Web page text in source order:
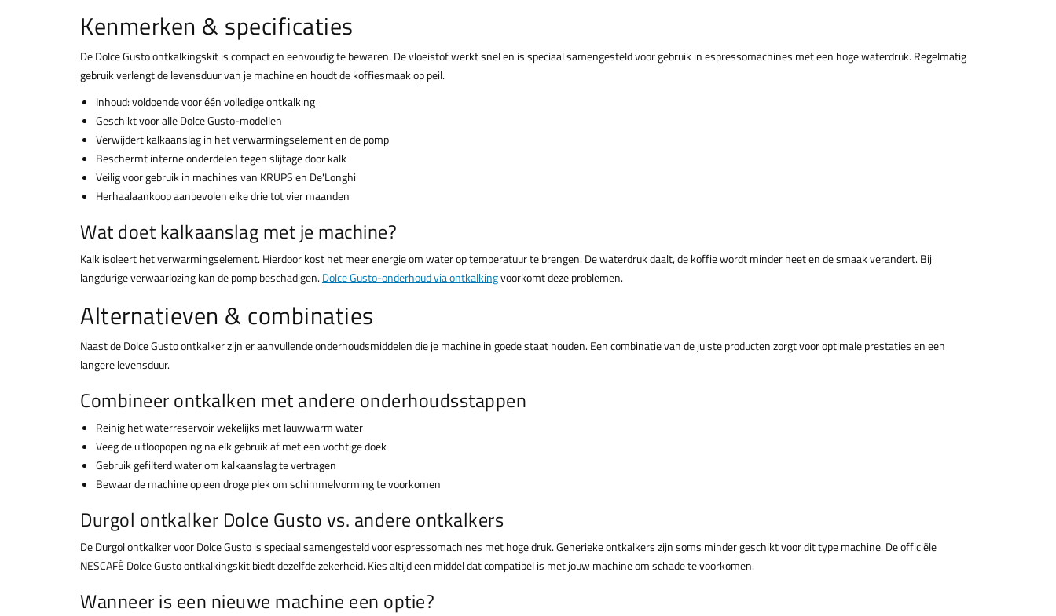
Kenmerken & specificaties
De Dolce Gusto ontkalkingskit is compact en eenvoudig te bewaren. De vloeistof werkt snel en is speciaal samengesteld voor gebruik in espressomachines met een hoge waterdruk. Regelmatig
gebruik verlengt de levensduur van je machine en houdt de koffiesmaak op peil.
Inhoud: voldoende voor één volledige ontkalking
Geschikt voor alle Dolce Gusto-modellen
Verwijdert kalkaanslag in het verwarmingselement en de pomp
Beschermt interne onderdelen tegen slijtage door kalk
Veilig voor gebruik in machines van KRUPS en De'Longhi
Herhaalaankoop aanbevolen elke drie tot vier maanden
Wat doet kalkaanslag met je machine?
Kalk isoleert het verwarmingselement. Hierdoor kost het meer energie om water op temperatuur te brengen. De waterdruk daalt, de koffie wordt minder heet en de smaak verandert. Bij
langdurige verwaarlozing kan de pomp beschadigen. Dolce Gusto-onderhoud via ontkalkingvoorkomt deze problemen.
Alternatieven & combinaties
Naast de Dolce Gusto ontkalker zijn er aanvullende onderhoudsmiddelen die je machine in goede staat houden. Een combinatie van de juiste producten zorgt voor optimale prestaties en een
langere levensduur.
Combineer ontkalken met andere onderhoudsstappen
Reinig het waterreservoir wekelijks met lauwwarm water
Veeg de uitloopopening na elk gebruik af met een vochtige doek
Gebruik gefilterd water om kalkaanslag te vertragen
Bewaar de machine op een droge plek om schimmelvorming te voorkomen
Durgol ontkalker Dolce Gusto vs. andere ontkalkers
De Durgol ontkalker voor Dolce Gusto is speciaal samengesteld voor espressomachines met hoge druk. Generieke ontkalkers zijn soms minder geschikt voor dit type machine. De officiële
NESCAFÉ Dolce Gusto ontkalkingskit biedt dezelfde zekerheid. Kies altijd een middel dat compatibel is met jouw machine om schade te voorkomen.
Wanneer is een nieuwe machine een optie?